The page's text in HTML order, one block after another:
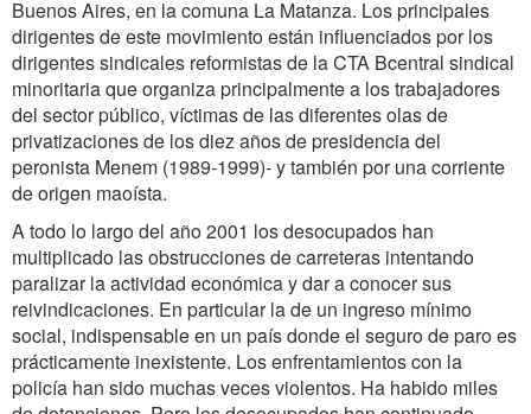
Buenos Aires, en la comuna La Matanza. Los principales
dirigentes de este movimiento están influenciados por los
dirigentes sindicales reformistas de la CTA Bcentral sindical
minoritaria que organiza principalmente a los trabajadores
del sector público, víctimas de las diferentes olas de
privatizaciones de los diez años de presidencia del
peronista Menem (1989-1999)- y también por una corriente
de origen maoísta.
A todo lo largo del año 2001 los desocupados han
multiplicado las obstrucciones de carreteras intentando
paralizar la actividad económica y dar a conocer sus
reivindicaciones. En particular la de un ingreso mínimo
social, indispensable en un país donde el seguro de paro es
prácticamente inexistente. Los enfrentamientos con la
policía han sido muchas veces violentos. Ha habido miles